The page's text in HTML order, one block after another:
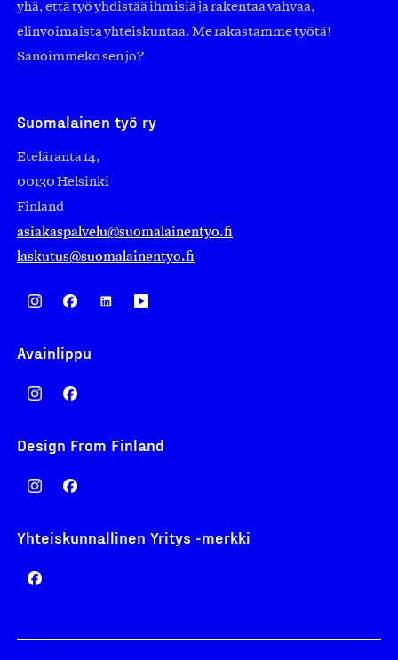
yhä, että työ yhdistää ihmisiä ja rakentaa vahvaa,
elinvoimaista yhteiskuntaa. Me rakastamme työtä!
Sanoimmeko sen jo?
Suomalainen työ ry
Eteläranta 14,
00130 Helsinki
Finland
asiakaspalvelu@suomalainentyo.fi
laskutus@suomalainentyo.fi
Avainlippu
Design From Finland
Yhteiskunnallinen Yritys -merkki